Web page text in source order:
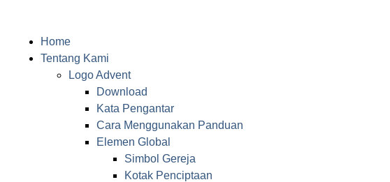
Home
Tentang Kami
Logo Advent
Download
Kata Pengantar
Cara Menggunakan Panduan
Elemen Global
Simbol Gereja
Kotak Penciptaan